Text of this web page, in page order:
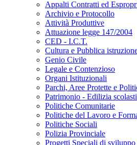
Appalti Contratti ed
Archivio e Protocollo
Attività Produttive
Attuazione legge 147/2004
CED - I.C.T.
Cultura e Pubblica
Genio Civile
Legale e Contenzioso
Organi Istituzionali
Parchi, Aree Protette e
Patrimonio - Edilizia
Politiche Comunitarie
Politiche del Lavoro e
Politiche Sociali
Polizia Provinciale
Progetti Speciali di sviluppo